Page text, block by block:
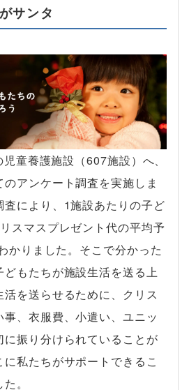
サンタ
童養護施設（607施設）へ、
アンケート調査を実施しま
査により、1施設あたりの子ど
スマスプレゼント代の平均予
かりました。そこで分かった
もたちが施設生活を送る上
を送らせるために、クリス
、衣服費、小遣い、ユニッ
に振り分けられていることが
私たちがサポートできるこ
。